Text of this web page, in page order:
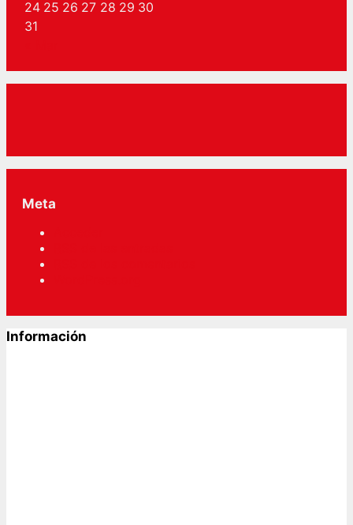
24 25 26 27 28 29 30
31
Meta
Información